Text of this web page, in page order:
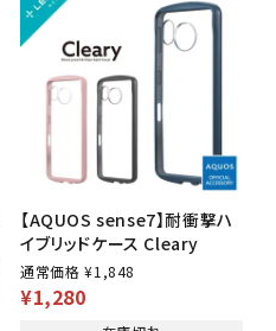
【AQUOS sense7】耐衝撃ハ
イブリッドケース Cleary
通常価格 ¥1,848
¥1,280